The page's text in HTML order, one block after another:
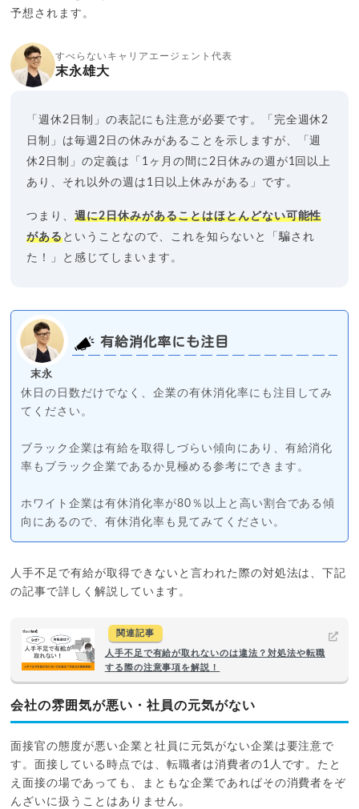
予想されます。
すべらないキャリアエージェント代表
末永雄大
「週休2日制」の表記にも注意が必要です。「完全週休2
日制」は毎週2日の休みがあることを示しますが、「週
休2日制」の定義は「1ヶ月の間に2日休みの週が1回以上
あり、それ以外の週は1日以上休みがある」です。
つまり、週に2日休みがあることはほとんどない可能性
があるということなので、これを知らないと「騙され
た！」と感じてしまいます。
末永
有給消化率にも注目
休日の日数だけでなく、企業の有休消化率にも注目してみ
てください。
ブラック企業は有給を取得しづらい傾向にあり、有給消化
率もブラック企業であるか見極める参考にできます。
ホワイト企業は有休消化率が80％以上と高い割合である傾
向にあるので、有休消化率も見てみてください。
人手不足で有給が取得できないと言われた際の対処法は、下記
の記事で詳しく解説しています。
関連記事
人手不足で有給が取れないのは違法？対処法や転職
する際の注意事項を解説！
会社の雰囲気が悪い・社員の元気がない
面接官の態度が悪い企業と社員に元気がない企業は要注意で
す。面接している時点では、転職者は消費者の1人です。たと
え面接の場であっても、まともな企業であればその消費者をぞ
んざいに扱うことはありません。